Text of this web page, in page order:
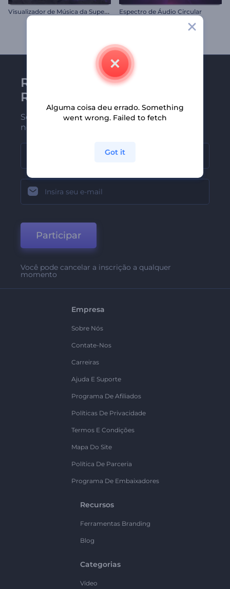
V
isualizador de Música da Superfície de Marte Espectro de Áudio Circular
Receba a newsletter da
Renderforest
Seja um dos primeiros a receber
nossas últimas novidades e ofertas
Participar
Você pode cancelar a inscrição a qualquer
momento
Empresa
Sobre Nós
Contate-Nos
Carreiras
Ajuda E Suporte
Programa De Afiliados
Políticas De Privacidade
Termos E Condições
Mapa Do Site
Política De Parceria
Programa De Embaixadores
Recursos
Ferramentas Branding
Blog
Categorias
Vídeo
Alguma coisa deu errado. Something
went wrong. Failed to fetch
Got it